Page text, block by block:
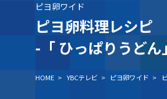
ＹＢＣオンデマンド
ピヨ卵ワイド
ピヨ卵料理レシピ
-「 ひっぱりうど
HOME > YBCテレビ > ピヨ卵ワイド >